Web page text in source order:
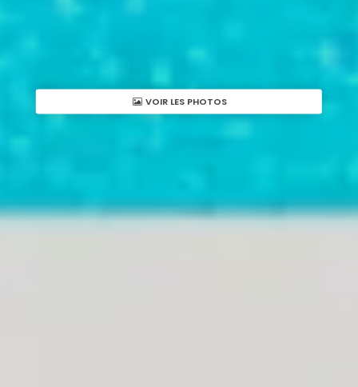
VOIR LES PHOTOS